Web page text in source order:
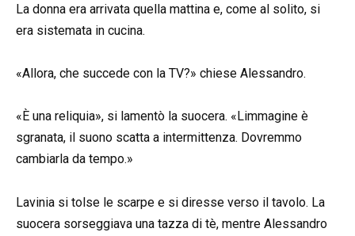
La donna era arrivata quella mattina e, come al solito, si
era sistemata in cucina.
«Allora, che succede con la TV?» chiese Alessandro.
«È una reliquia», si lamentò la suocera. «Limmagine è
sgranata, il suono scatta a intermittenza. Dovremmo
cambiarla da tempo.»
Lavinia si tolse le scarpe e si diresse verso il tavolo. La
suocera sorseggiava una tazza di tè, mentre Alessandro